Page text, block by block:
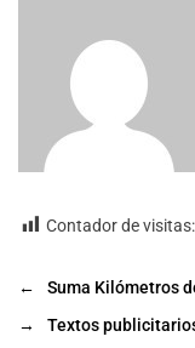
Contador de visitas:
←
Suma Kilómetros
→
Textos